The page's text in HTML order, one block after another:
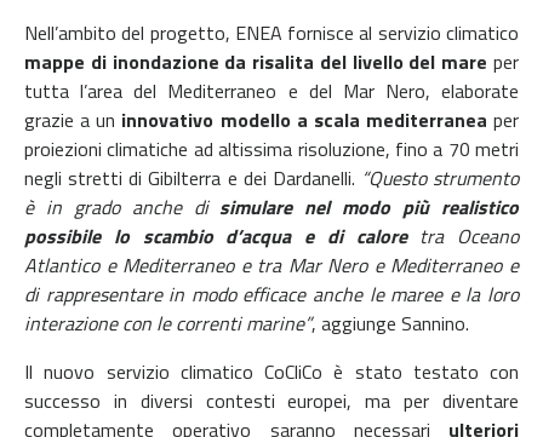
Nell’ambito del progetto, ENEA fornisce al servizio climatico
mappe di inondazione da risalita del livello del mare per
tutta l’area del Mediterraneo e del Mar Nero, elaborate
grazie a un innovativo modello a scala mediterranea per
proiezioni climatiche ad altissima risoluzione, fino a 70 metri
negli stretti di Gibilterra e dei Dardanelli. “Questo strumento
è in grado anche disimulare nel modo più realistico
possibile lo scambio d’acqua e di caloretra Oceano
Atlantico e Mediterraneo e tra Mar Nero e Mediterraneo e
di rappresentare in modo efficace anche le maree e la loro
interazione con le correnti marine”, aggiunge Sannino.
Il nuovo servizio climatico CoCliCo è stato testato con
successo in diversi contesti europei, ma per diventare
completamente operativo saranno necessari ulteriori